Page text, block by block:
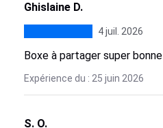
Ghislaine D.
4 juil. 2026
Boxe à partager super bonne
Expérience du : 25 juin 2026
S. O.